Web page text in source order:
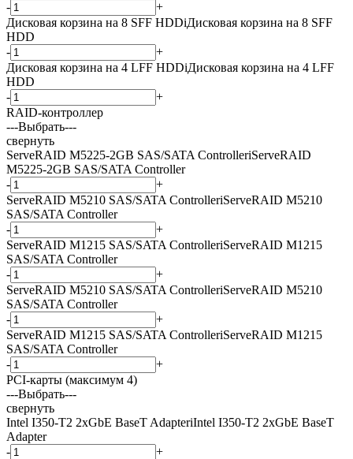
-
+
Дисковая корзина на 8 SFF HDDiДисковая корзина на 8 SFF
HDD
-
+
Дисковая корзина на 4 LFF HDDiДисковая корзина на 4 LFF
HDD
-
+
RAID-контроллер
---Выбрать---
свернуть
ServeRAID M5225-2GB SAS/SATA ControlleriServeRAID
M5225-2GB SAS/SATA Controller
-
+
ServeRAID M5210 SAS/SATA ControlleriServeRAID M5210
SAS/SATA Controller
-
+
ServeRAID M1215 SAS/SATA ControlleriServeRAID M1215
SAS/SATA Controller
-
+
ServeRAID M5210 SAS/SATA ControlleriServeRAID M5210
SAS/SATA Controller
-
+
ServeRAID M1215 SAS/SATA ControlleriServeRAID M1215
SAS/SATA Controller
-
+
PCI-карты (максимум 4)
---Выбрать---
свернуть
Intel I350-T2 2xGbE BaseT AdapteriIntel I350-T2 2xGbE BaseT
Adapter
-
+